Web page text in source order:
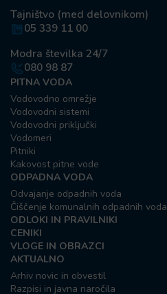
Tajništvo (med delovnikom)
05 339 11 00
Modra številka 24/7
080 98 87
PITNA VODA
Vodovodno omrežje
Vodovodni sistemi
Vodovodni priključki
Vodomeri
Pitniki
Kakovost pitne vode
ODPADNA VODA
Odvajanje odpadnih voda
Čiščenje komunalnih odpadnih voda
ODLOKI IN PRAVILNIKI
CENIKI
VLOGE IN OBRAZCI
AKTUALNO
Arhiv novic in obvestil
Razpisi in javna naročila